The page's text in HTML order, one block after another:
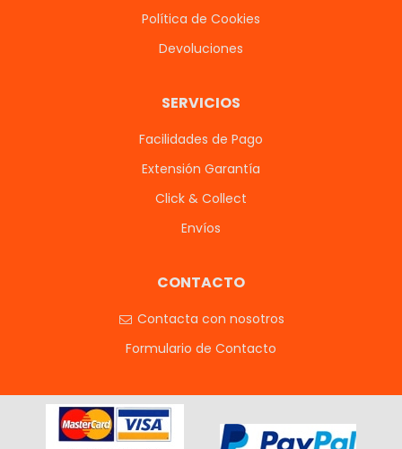
Política de Cookies
Devoluciones
SERVICIOS
Facilidades de Pago
Extensión Garantía
Click & Collect
Envíos
CONTACTO
Contacta con nosotros
Formulario de Contacto